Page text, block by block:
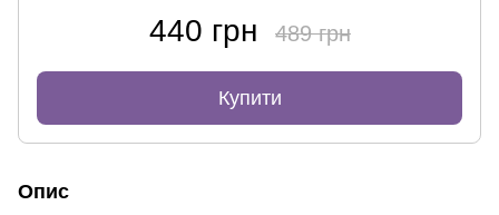
440 грн 489 грн
Купити
Опис